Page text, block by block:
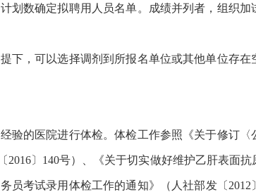
划数确定拟聘用人员名单。成绩并列者，组织加
，可以选择调剂到所报名单位或其他单位存在
的医院进行体检。体检工作参照《关于修订〈
〕140号）、《关于切实做好维护乙肝表面抗
员考试录用体检工作的通知》（人社部发〔2012